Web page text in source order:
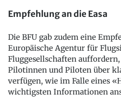
Empfehlung an die Easa
Die BFU gab zudem eine
Europäische Agentur für
Fluggesellschaften
Pilotinnen und Piloten über
verfügen, wie im Falle eines
wichtigsten Informationen